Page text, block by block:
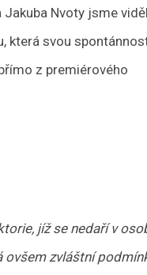
Jakuba Nvoty jsme
která svou
z premiérového
jíž se nedaří v
ovšem zvláštní